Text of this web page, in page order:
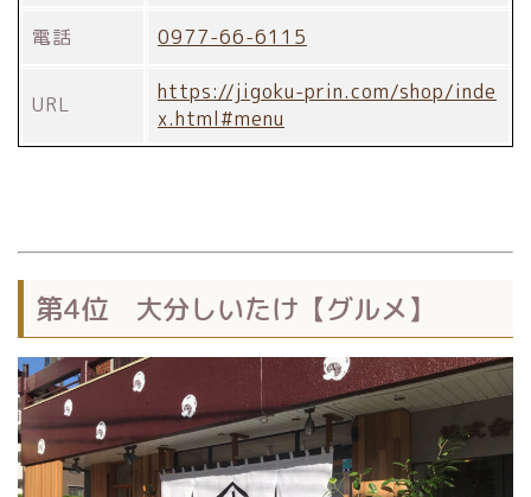
電話 0977-66-6115
URL
https://jigoku-prin.com/shop/inde
x.html#menu
第4位 大分しいたけ【グルメ】